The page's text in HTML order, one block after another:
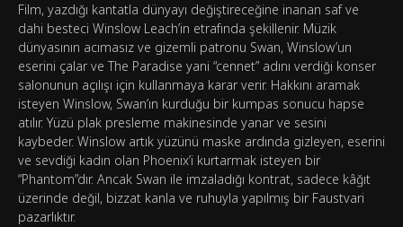
Film, yazdığı kantatla dünyayı değiştireceğine inanan saf ve
dahi besteci Winslow Leach’in etrafında şekillenir. Müzik
dünyasının acımasız ve gizemli patronu Swan, Winslow’un
eserini çalar ve The Paradise yani “cennet” adını verdiği konser
salonunun açılışı için kullanmaya karar verir. Hakkını aramak
isteyen Winslow, Swan’ın kurduğu bir kumpas sonucu hapse
atılır. Yüzü plak presleme makinesinde yanar ve sesini
kaybeder. Winslow artık yüzünü maske ardında gizleyen, eserini
ve sevdiği kadın olan Phoenix’i kurtarmak isteyen bir
“Phantom”dır. Ancak Swan ile imzaladığı kontrat, sadece kâğıt
üzerinde değil, bizzat kanla ve ruhuyla yapılmış bir Faustvari
pazarlıktır.